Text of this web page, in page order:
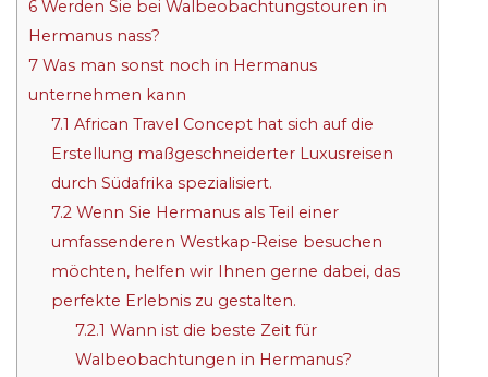
6 Werden Sie bei Walbeobachtungstouren in
Hermanus nass?
7 Was man sonst noch in Hermanus
unternehmen kann
7.1 African Travel Concept hat sich auf die
Erstellung maßgeschneiderter Luxusreisen
durch Südafrika spezialisiert.
7.2 Wenn Sie Hermanus als Teil einer
umfassenderen Westkap-Reise besuchen
möchten, helfen wir Ihnen gerne dabei, das
perfekte Erlebnis zu gestalten.
7.2.1 Wann ist die beste Zeit für
Walbeobachtungen in Hermanus?